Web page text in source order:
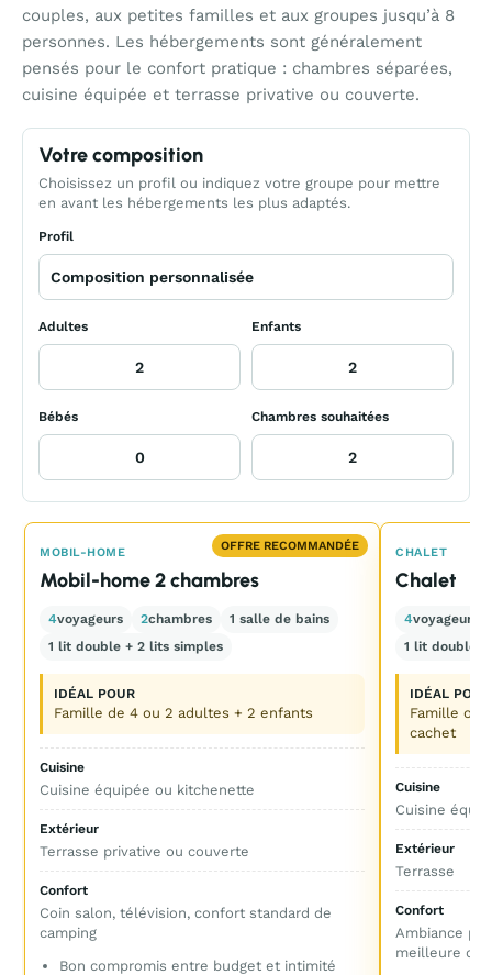
couples, aux petites familles et aux groupes jusqu’à 8
personnes. Les hébergements sont généralement
pensés pour le confort pratique : chambres séparées,
cuisine équipée et terrasse privative ou couverte.
Votre composition
Choisissez un profil ou indiquez votre groupe pour mettre
en avant les hébergements les plus adaptés.
Profil
Adultes Enfants
Bébés Chambres souhaitées
OFFRE RECOMMANDÉE
MOBIL-HOME
Mobil-home 2 chambres
4voyageurs 2chambres
1 salle de bains
1 lit double + 2 lits simples
IDÉAL POUR
Famille de 4 ou 2 adultes + 2 enfants
Cuisine
Cuisine équipée ou kitchenette
Extérieur
Terrasse privative ou couverte
Confort
Coin salon, télévision, confort standard de
camping
Bon compromis entre budget et intimité
CHALET
Chalet
4voyageurs
1 lit double
IDÉAL POUR
Famille ou
cachet
Cuisine
Cuisine
Extérieur
Terrasse
Confort
Ambiance
meilleure